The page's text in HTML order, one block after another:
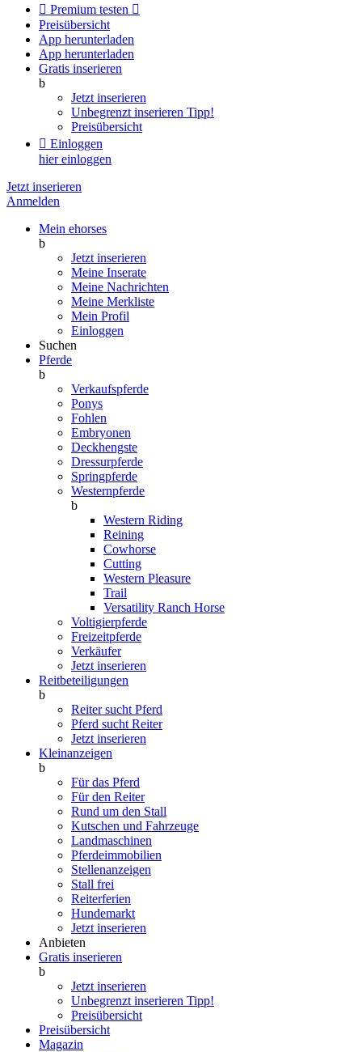
 Premium testen 
Preisübersicht
App herunterladen
App herunterladen
Gratis inserieren
b
Jetzt inserieren
Unbegrenzt inserieren Tipp!
Preisübersicht
 Einloggen
hier einloggen
Jetzt inserieren
Anmelden
Mein ehorses
b
Jetzt inserieren
Meine Inserate
Meine Nachrichten
Meine Merkliste
Mein Profil
Einloggen
Suchen
Pferde
b
Verkaufspferde
Ponys
Fohlen
Embryonen
Deckhengste
Dressurpferde
Springpferde
Westernpferde
b
Western Riding
Reining
Cowhorse
Cutting
Western Pleasure
Trail
Versatility Ranch Horse
Voltigierpferde
Freizeitpferde
Verkäufer
Jetzt inserieren
Reitbeteiligungen
b
Reiter sucht Pferd
Pferd sucht Reiter
Jetzt inserieren
Kleinanzeigen
b
Für das Pferd
Für den Reiter
Rund um den Stall
Kutschen und Fahrzeuge
Landmaschinen
Pferdeimmobilien
Stellenanzeigen
Stall frei
Reiterferien
Hundemarkt
Jetzt inserieren
Anbieten
Gratis inserieren
b
Jetzt inserieren
Unbegrenzt inserieren Tipp!
Preisübersicht
Preisübersicht
Magazin